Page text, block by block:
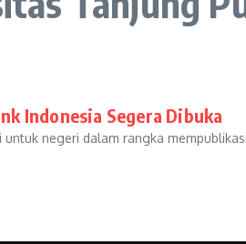
Indonesia Segera Dibuka
negeri dalam rangka